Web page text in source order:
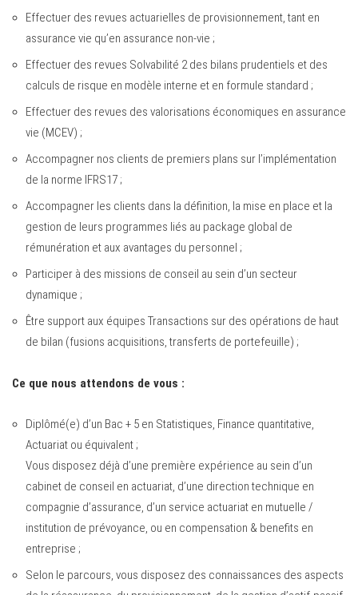
Effectuer des revues actuarielles de provisionnement, tant en
assurance vie qu’en assurance non-vie ;
Effectuer des revues Solvabilité 2 des bilans prudentiels et des
calculs de risque en modèle interne et en formule standard ;
Effectuer des revues des valorisations économiques en assurance
vie (MCEV) ;
Accompagner nos clients de premiers plans sur l’implémentation
de la norme IFRS17 ;
Accompagner les clients dans la définition, la mise en place et la
gestion de leurs programmes liés au package global de
rémunération et aux avantages du personnel ;
Participer à des missions de conseil au sein d’un secteur
dynamique ;
Être support aux équipes Transactions sur des opérations de haut
de bilan (fusions acquisitions, transferts de portefeuille) ;
Ce que nous attendons de vous :
Diplômé(e) d’un Bac + 5 en Statistiques, Finance quantitative,
Actuariat ou équivalent ;
Vous disposez déjà d’une première expérience au sein d’un
cabinet de conseil en actuariat, d’une direction technique en
compagnie d’assurance, d’un service actuariat en mutuelle /
institution de prévoyance, ou en compensation & benefits en
entreprise ;
Selon le parcours, vous disposez des connaissances des aspects